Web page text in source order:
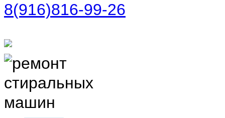
8(916)816-99-26